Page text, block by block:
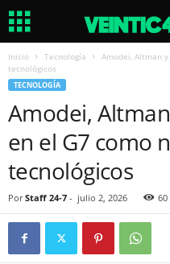
Inicio Tecnología
Amodei, Altman
tecnológicos
TECNOLOGÍA
Amodei,
en el G7 como
tecnológicos
Por Staff 24-7 - julio 2, 2026 60